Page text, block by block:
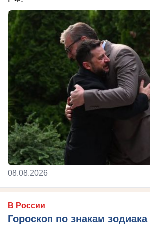
08.08.2026
В России
Гороскоп по знакам зодиака